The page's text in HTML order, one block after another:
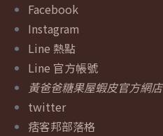
Facebook
Instagram
Line 熱點
Line 官方帳號
黃爸爸糖果屋蝦皮官方網店
twitter
痞客邦部落格